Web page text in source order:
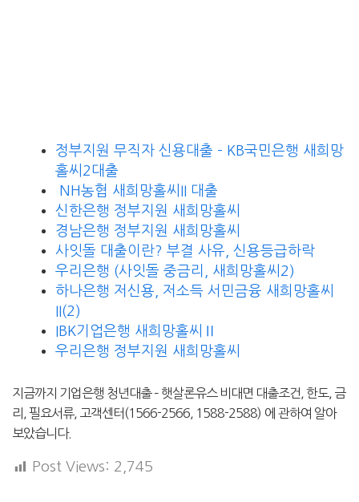
정부지원 무직자 신용대출 – KB국민은행 새희망
홀씨2대출
NH농협 새희망홀씨II 대출
신한은행 정부지원 새희망홀씨
경남은행 정부지원 새희망홀씨
사잇돌 대출이란? 부결 사유, 신용등급하락
우리은행 (사잇돌 중금리, 새희망홀씨2)
하나은행 저신용, 저소득 서민금융 새희망홀씨
II(2)
IBK기업은행 새희망홀씨Ⅱ
우리은행 정부지원 새희망홀씨
지금까지 기업은행 청년대출 – 햇살론유스 비대면 대출조건, 한도, 금
리, 필요서류, 고객센터(1566-2566, 1588-2588) 에 관하여 알아
보았습니다.
Post Views: 2,745